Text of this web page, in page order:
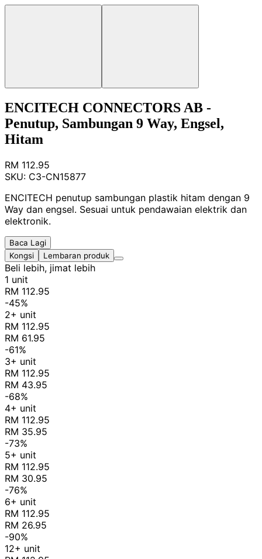
ENCITECH CONNECTORS AB -
Penutup, Sambungan 9 Way, Engsel,
Hitam
RM 112.95
SKU: C3-CN15877
ENCITECH penutup sambungan plastik hitam dengan 9
Way dan engsel. Sesuai untuk pendawaian elektrik dan
elektronik.
Baca Lagi
Kongsi
Lembaran produk
Beli lebih, jimat lebih
1 unit
RM 112.95
-45%
2+ unit
RM 112.95
RM 61.95
-61%
3+ unit
RM 112.95
RM 43.95
-68%
4+ unit
RM 112.95
RM 35.95
-73%
5+ unit
RM 112.95
RM 30.95
-76%
6+ unit
RM 112.95
RM 26.95
-90%
12+ unit